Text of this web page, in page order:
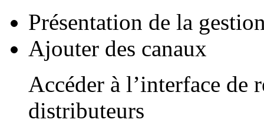
Présentation de la
Ajouter des canaux
Accéder à l’interface de
distributeurs